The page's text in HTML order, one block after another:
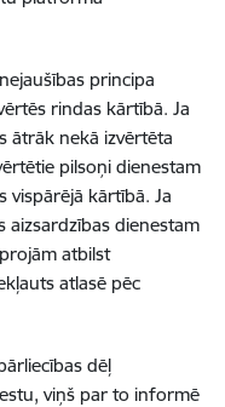
principa
rindas kārtībā. Ja
ātrāk nekā izvērtēta
pilsoņi dienestam
vispārējā kārtībā. Ja
aizsardzības dienestam
atbilst
atlasē pēc
dēļ
viņš par to informē